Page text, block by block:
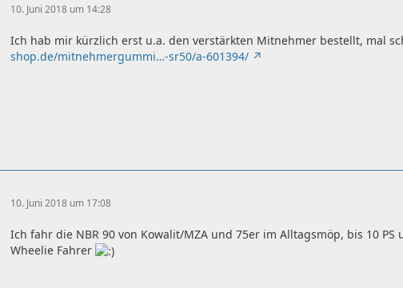
10. Juni 2018 um 14:28
Ich hab mir kürzlich erst u.a. den verstärkten Mitnehmer bestellt, mal
shop.de/mitnehmergummi…-sr50/a-601394/
10. Juni 2018 um 17:08
Ich fahr die NBR 90 von Kowalit/MZA und 75er im Alltagsmöp, bis 10
Wheelie Fahrer